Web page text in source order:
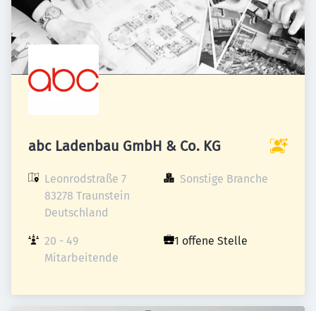
abc Ladenbau GmbH & Co. KG
Leonrodstraße 7
83278 Traunstein
Deutschland
Sonstige Branche
20 - 49
Mitarbeitende
1 offene Stelle